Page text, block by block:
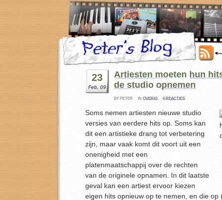
23
Feb, 09
Artiesten moeten hun
de studio opnemen
BY PETER IN OVERIG 4 REACTIES
Soms nemen artiesten nieuwe studio
versies van eerdere hits op. Soms kan
dit een artistieke drang tot verbetering
zijn, maar vaak komt dit voort uit een
onenigheid met een
platenmaatschappij over de rechten
van de originele opnamen. In dit laatste
geval kan een artiest ervoor kiezen
eigen hits opnieuw op te nemen, en die op